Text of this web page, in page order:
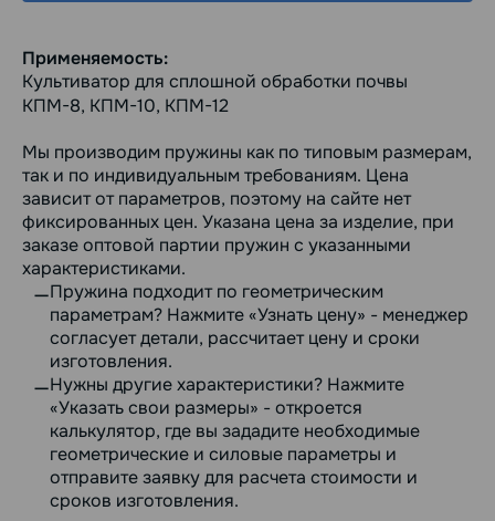
Применяемость:
Культиватор для сплошной обработки почвы
КПМ-8, КПМ-10, КПМ-12
Мы производим пружины как по типовым размерам,
так и по индивидуальным требованиям. Цена
зависит от параметров, поэтому на сайте нет
фиксированных цен. Указана цена за изделие, при
заказе оптовой партии пружин с указанными
характеристиками.
Пружина подходит по геометрическим
параметрам? Нажмите «Узнать цену» - менеджер
согласует детали, рассчитает цену и сроки
изготовления.
Нужны другие характеристики? Нажмите
«Указать свои размеры» - откроется
калькулятор, где вы зададите необходимые
геометрические и силовые параметры и
отправите заявку для расчета стоимости и
сроков изготовления.